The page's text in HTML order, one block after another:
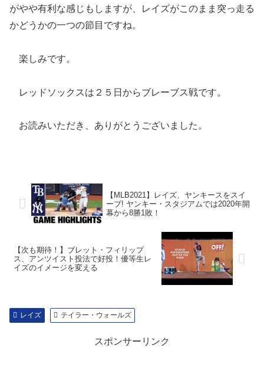
がやや有利な感じもしますが、レイズがこのまま突っ走る
かどうかの一つの節目ですね。
楽しみです。
レッドソックスは２５日からブレーブス戦です。
お読みいただき、ありがとうございました。
【MLB2021】レイズ、ヤンキースをスイ
ープ! ヤンキー・スタジアムでは2020年開
幕から8勝1敗！
【次も期待！】ブレット・フィリップ
ス、アンツイスト投法で好投！優等生レ
イズのイメージを変える
レイズ テイラー・ウォールズ
スポンサーリンク